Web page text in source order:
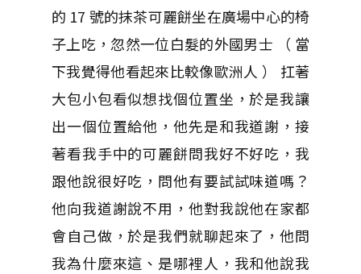
的 17 號的抹茶可麗餅坐在廣場中心的椅
子上吃，忽然一位白髮的外國男士 （ 當
下我覺得他看起來比較像歐洲人 ） 扛著
大包小包看似想找個位置坐，於是我讓
出一個位置給他，他先是和我道謝，接
著看我手中的可麗餅問我好不好吃，我
跟他說很好吃，問他有要試試味道嗎？
他向我道謝說不用，他對我說他在家都
會自己做，於是我們就聊起來了，他問
我為什麼來這、是哪裡人，我和他說我